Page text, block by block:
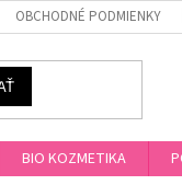
OBCHODNÉ PODMIENKY
BIO KOZMETIKA